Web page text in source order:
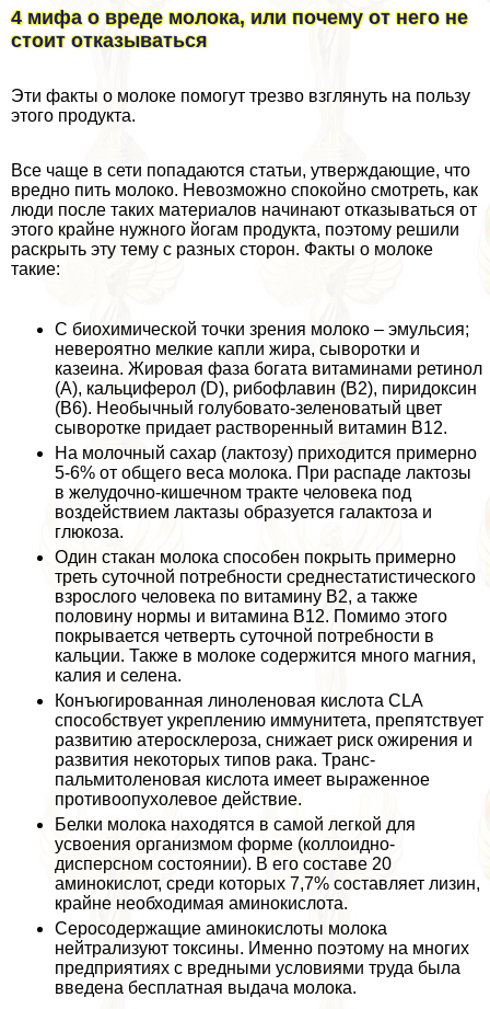
4 мифа о вреде молока, или почему от него не
стоит отказываться
Эти факты о молоке помогут трезво взглянуть на пользу
этого продукта.
Все чаще в сети попадаются статьи, утверждающие, что
вредно пить молоко. Невозможно спокойно смотреть, как
люди после таких материалов начинают отказываться от
этого крайне нужного йогам продукта, поэтому решили
раскрыть эту тему с разных сторон. Факты о молоке
такие:
С биохимической точки зрения молоко – эмульсия;
невероятно мелкие капли жира, сыворотки и
казеина. Жировая фаза богата витаминами ретинол
(А), кальциферол (D), рибофлавин (В2), пиридоксин
(B6). Необычный гoлyбовато-зеленоватый цвет
сыворотке придает растворенный витамин В12.
На молочный сахар (лактозу) приходится примерно
5-6% от общего веса молока. При распаде лактозы
в желудочно-кишечном тpaкте человека под
воздействием лактазы образуется галактоза и
глюкоза.
Один стакан молока способен покрыть примерно
треть суточной потребности среднестатистического
взрослого человека по витамину B2, а также
половину нормы и витамина В12. Помимо этого
покрывается четверть суточной потребности в
кальции. Также в молоке содержится много магния,
калия и селена.
Конъюгированная линоленовая кислота CLA
способствует укреплению иммунитета, препятствует
развитию атеросклероза, снижает риск ожирения и
развития некоторых типов paка. Транс-
пальмитоленовая кислота имеет выраженное
противоопухолевое действие.
Белки молока находятся в самой легкой для
усвоения организмом форме (коллоидно-
дисперсном состоянии). В его составе 20
аминокислот, среди которых 7,7% составляет лизин,
крайне необходимая аминокислота.
Серосодержащие аминокислоты молока
нейтрализуют токсины. Именно поэтому на многих
предприятиях с вредными условиями труда была
введена бесплатная выдача молока.